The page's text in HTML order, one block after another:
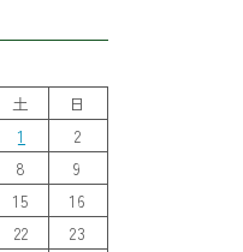
土
日
1
2
8
9
15
16
22
23